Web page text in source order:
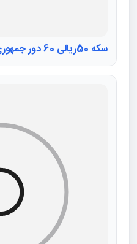
سکه 50ریالی 60 دور جمهوری